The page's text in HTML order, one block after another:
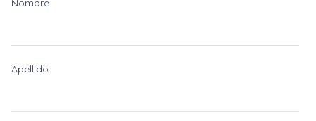
Nombre
Apellido